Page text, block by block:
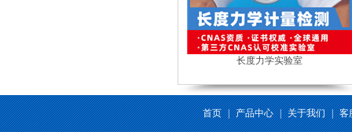
长度力学实验室
首页 | 产品中心 | 关于我们 | 客